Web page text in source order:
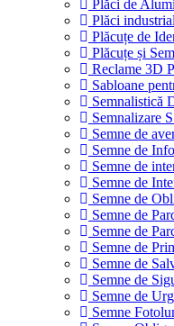
Plăci de
Plăci
Plăcuțe de
Plăcuțe și
Reclame 3D
Sabloane
Semnalistică
Semnalizare
Semne de
Semne de
Semne de
Semne de
Semne de
Semne de
Semne de
Semne de
Semne de
Semne de
Semne de
Semne